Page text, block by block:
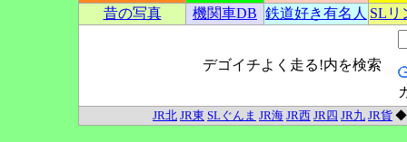
昔の写真
機関車DB 鉄道好き有名人 SLリ
デゴイチよく走る!内を検索
JR北 JR東 SLぐんま JR海 JR西 JR四 JR九 JR貨